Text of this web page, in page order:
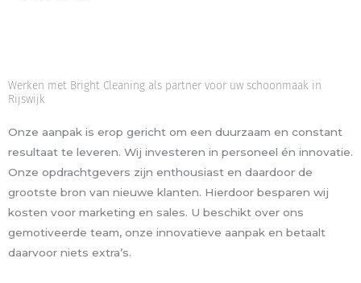
Werken met Bright Cleaning als partner voor uw schoonmaak in
Rijswijk
Onze aanpak is erop gericht om een duurzaam en constant
resultaat te leveren. Wij investeren in personeel én innovatie.
Onze opdrachtgevers zijn enthousiast en daardoor de
grootste bron van nieuwe klanten. Hierdoor besparen wij
kosten voor marketing en sales. U beschikt over ons
gemotiveerde team, onze innovatieve aanpak en betaalt
daarvoor niets extra’s.